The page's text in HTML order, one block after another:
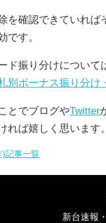
を確認できていれば
です。
ド振り分けについて
ボーナス振り分け
とでブログやTwitter
れば嬉しく思います。
記事一覧
新台速報